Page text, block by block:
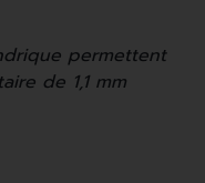
permettent
de 1,1 mm